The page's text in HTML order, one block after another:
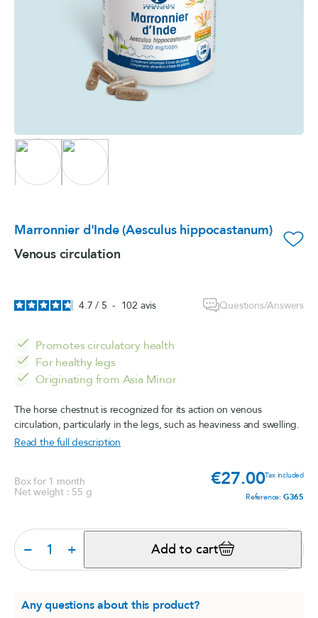
Marronnier d'Inde (Aesculus hippocastanum) favorite_border
Venous circulation
4.7 / 5 - 102 avis Questions/Answers
Promotes circulatory health
For healthy legs
Originating from Asia Minor
The horse chestnut is recognized for its action on venous
circulation, particularly in the legs, such as heaviness and swelling.
Read the full description
Box for 1 month
Net weight : 55 g
Price
€27.00Tax included
Reference: G365
− + Add to cart
Any questions about this product?